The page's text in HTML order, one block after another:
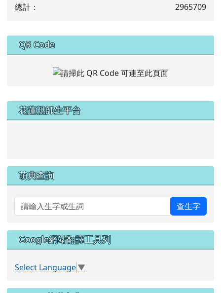
總計：
2965709
下中右區域內容
QR Code
左邊區域內容
花蓮親師生平台
萌典查詢
查生字
Google網站翻譯工具列
Select Language▼